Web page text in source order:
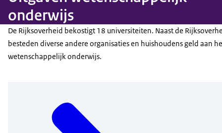
onderwijs
De Rijksoverheid bekostigt 18 universiteiten. Naast de
besteden diverse andere organisaties en huishoudens geld aan
wetenschappelijk onderwijs.